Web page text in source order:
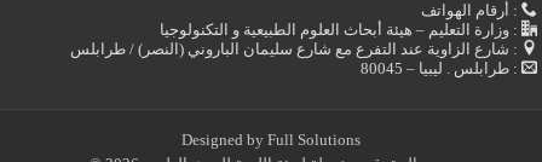
: أرقام الهواتف
: وزارة التعليم – هيئة أبحاث العلوم الطبيعية و التكنولوجيا
: شارع الزاوية عند التفرع مع شارع سليمان الباروني (النصر) / طرابلس
: طرابلس . ليبيا – 80045
Designed by Full Solutions